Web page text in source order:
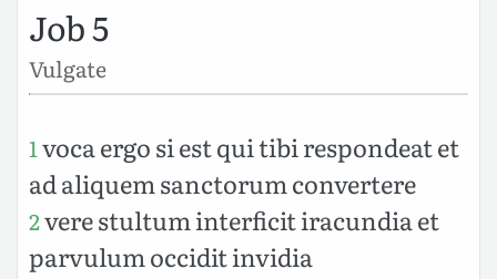
Job 5
Vulgate
1 voca ergo si est qui tibi respondeat et
ad aliquem sanctorum convertere
2vere stultum interficit iracundia et
parvulum occidit invidia